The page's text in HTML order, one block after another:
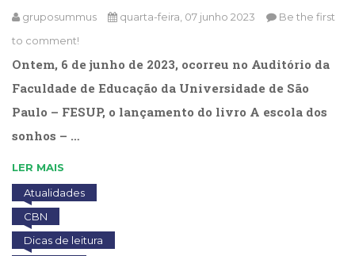
(225)
Crescimento
(222)
Criatividade
(14)
Alimentação
Negócios
(31)
Educação
(278)
gruposummus quarta-feira, 07 junho 2023
Be the first
to comment!
Ontem, 6 de junho de 2023, ocorreu no Auditório da
Faculdade de Educação da Universidade de São
Paulo – FESUP, o lançamento do livro A escola dos
sonhos – …
LER MAIS
Atualidades
CBN
Dicas de leitura